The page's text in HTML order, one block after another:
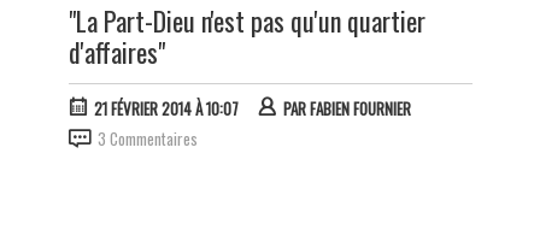
"La Part-Dieu n'est pas qu'un quartier
d'affaires"
21 FÉVRIER 2014 À 10:07 PARFABIEN FOURNIER
3 Commentaires